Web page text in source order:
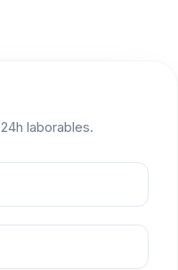
laborables.